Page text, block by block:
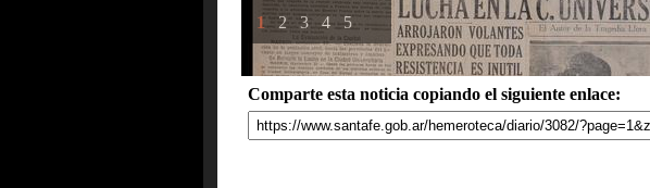
1 2 3 4 5
Comparte esta noticia copiando el siguiente enlace: